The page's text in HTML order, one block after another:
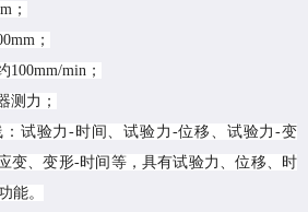
；
；
100mm/min；
测力；
：试验力-时间、试验力-位移、试验力-变
变、变形-时间等，具有试验力、位移、时
能。